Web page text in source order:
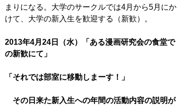
まりになる。大学のサークルでは4月から5月にか
けて、大学の新入生を歓迎する（新歓）。
2013年4月24日（水）「ある漫画研究会の食堂で
の新歓にて」
「それでは部室に移動しまーす！」
その日来た新入生への年間の活動内容の説明が